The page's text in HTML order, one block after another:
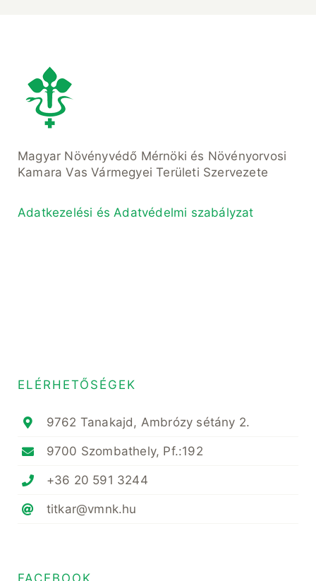
Magyar Növényvédő Mérnöki és Növényorvosi
Kamara Vas Vármegyei Területi Szervezete
Adatkezelési és Adatvédelmi szabályzat
ELÉRHETŐSÉGEK
9762 Tanakajd, Ambrózy sétány 2.
9700 Szombathely, Pf.:192
+36 20 591 3244
titkar@vmnk.hu
FACEBOOK